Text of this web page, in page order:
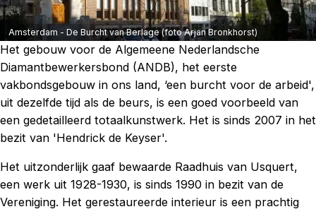
Amsterdam - De Burcht van Berlage (foto Arjan Bronkhorst)
Het gebouw voor de Algemeene Nederlandsche
Diamantbewerkersbond (ANDB), het eerste
vakbondsgebouw in ons land, ‘een burcht voor de arbeid',
uit dezelfde tijd als de beurs, is een goed voorbeeld van
een gedetailleerd totaalkunstwerk. Het is sinds 2007 in het
bezit van 'Hendrick de Keyser'.
Het uitzonderlijk gaaf bewaarde Raadhuis van Usquert,
een werk uit 1928-1930, is sinds 1990 in bezit van de
Vereniging. Het gerestaureerde interieur is een prachtig